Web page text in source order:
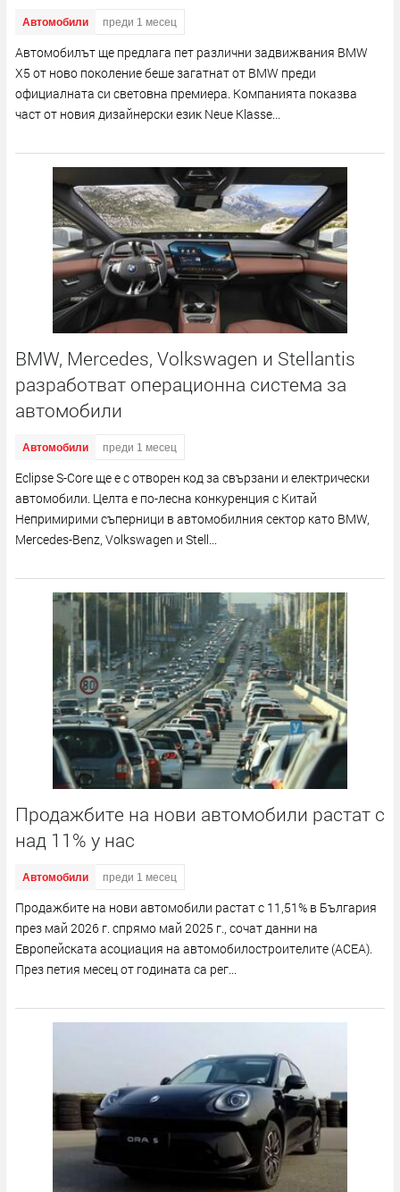
Автомобили преди 1 месец
Автомобилът ще предлага пет различни задвижвания BMW
X5 от ново поколение беше загатнат от BMW преди
официалната си световна премиера. Компанията показва
част от новия дизайнерски език Neue Klasse...
BMW, Mercedes, Volkswagen и Stellantis
разработват операционна система за
автомобили
Автомобили преди 1 месец
Eclipse S-Core ще е с отворен код за свързани и електрически
автомобили. Целта е по-лесна конкуренция с Китай
Непримирими съперници в автомобилния сектор като BMW,
Mercedes-Benz, Volkswagen и Stell...
Продажбите на нови автомобили растат с
над 11% у нас
Автомобили преди 1 месец
Продажбите на нови автомобили растат с 11,51% в България
през май 2026 г. спрямо май 2025 г., сочат данни на
Европейската асоциация на автомобилостроителите (ACEA).
През петия месец от годината са рег...